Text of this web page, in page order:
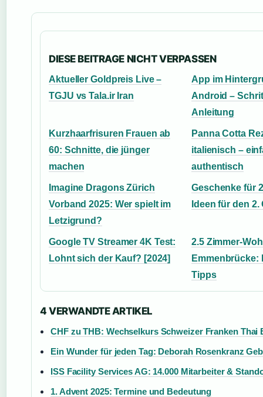
DIESE BEITRAGE NICHT VERPASSEN
Aktueller Goldpreis Live –
TGJU vs Tala.ir Iran
App im
Android –
Anleitung
Kurzhaarfrisuren Frauen ab
60: Schnitte, die jünger
machen
Panna Cotta
italienisch –
authentisch
Imagine Dragons Zürich
Vorband 2025: Wer spielt im
Letzigrund?
Geschenke für
Ideen für den
Google TV Streamer 4K Test:
Lohnt sich der Kauf? [2024]
2.5 Zimmer-
Emmenbrücke:
Tipps
4 VERWANDTE ARTIKEL
CHF zu THB: Wechselkurs Schweizer Franken Thai
Ein Wunder für jeden Tag: Deborah Rosenkranz
ISS Facility Services AG: 14.000 Mitarbeiter &
1. Advent 2025: Termine und Bedeutung